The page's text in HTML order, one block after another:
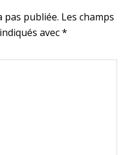
pas publiée. Les champs
avec*